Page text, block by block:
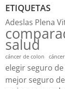
ETIQUETAS
Adeslas Plena
salud
cáncer de colon
elegir seguro
mejor seguro